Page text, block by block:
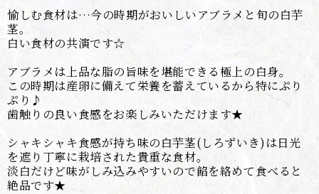
愉しむ食材は…今の時期がおいしいアブラメと旬の白芋
茎。
白い食材の共演です☆
アブラメは上品な脂の旨味を堪能できる極上の白身。
この時期は産卵に備えて栄養を蓄えているから特にぷり
ぷり♪
歯触りの良い食感をお楽しみいただけます★
シャキシャキ食感が持ち味の白芋茎(しろずいき)は日光
を遮り丁寧に栽培された貴重な食材。
淡白だけど味がしみ込みやすいので餡を絡めて食べると
絶品です★